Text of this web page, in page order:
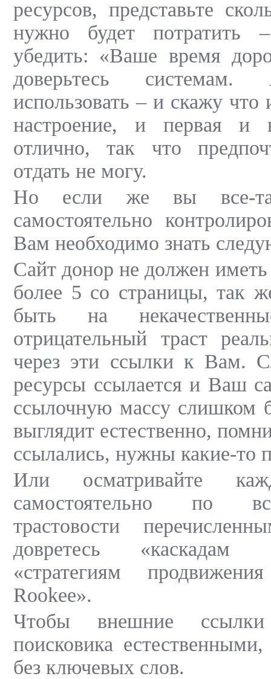
ресурсов, представьте
нужно будет потратить
убедить: «Ваше время
доверьтесь
использовать – и скажу
настроение, и первая и
отлично, так что
отдать не могу.
Но если же вы все-
самостоятельно
Вам необходимо знать
Сайт донор не должен
более 5 со страницы, так
быть на
отрицательный траст
через эти ссылки к Вам.
ресурсы ссылается и Ваш
ссылочную массу слишком
выглядит естественно,
ссылались, нужны какие-то
Или осматривайте
самостоятельно по
трастовости
довретесь
«стратегиям
Rookee».
Чтобы внешние
поисковика
без ключевых слов.